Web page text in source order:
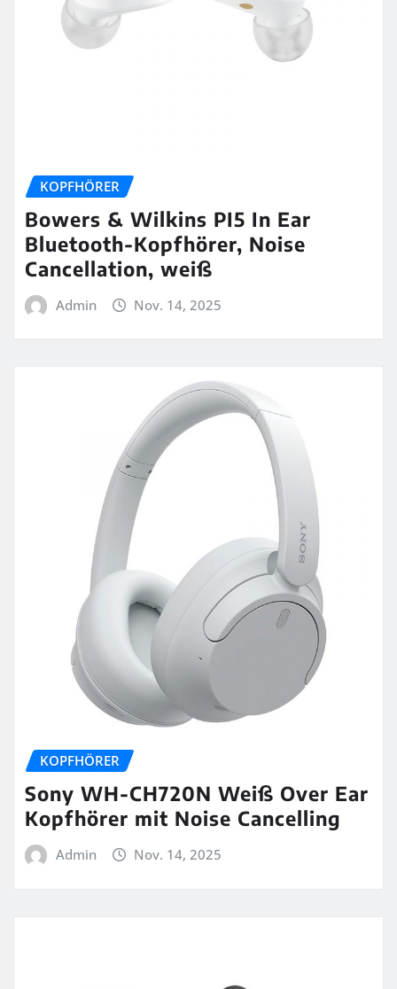
KOPFHÖRER
Bowers & Wilkins PI5 In Ear
Bluetooth-Kopfhörer, Noise
Cancellation, weiß
Admin Nov. 14, 2025
KOPFHÖRER
Sony WH-CH720N Weiß Over Ear
Kopfhörer mit Noise Cancelling
Admin Nov. 14, 2025